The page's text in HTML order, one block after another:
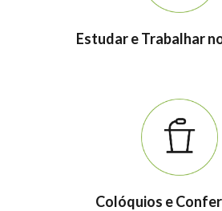
Estudar e Trabalhar
Colóquios e